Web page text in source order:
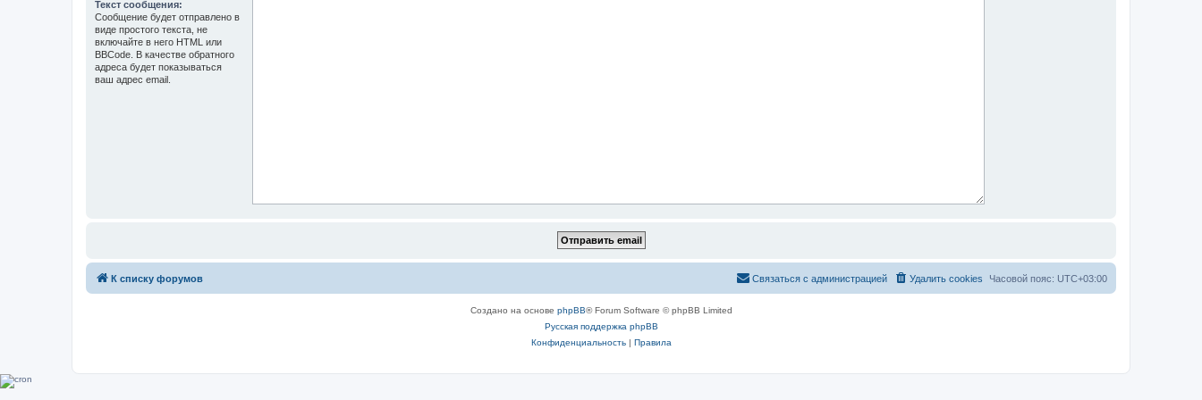
Текст сообщения:
Сообщение будет отправлено в
виде простого текста, не
включайте в него HTML или
BBCode. В качестве обратного
адреса будет показываться
ваш адрес email.
К списку форумов Часовой пояс: UTC+03:00
Удалить cookies
Связаться с администрацией
Создано на основе phpBB® Forum Software © phpBB Limited
Русская поддержка phpBB
Конфиденциальность| Правила